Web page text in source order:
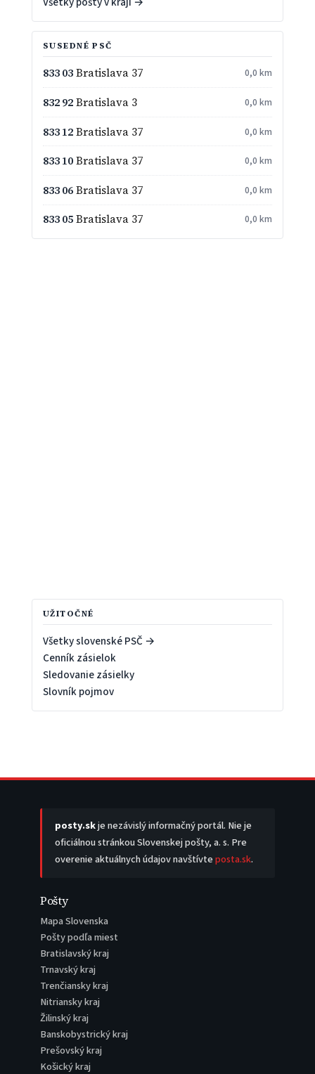
SUSEDNÉ PSČ
833 03Bratislava 37 0,0 km
832 92Bratislava 3 0,0 km
833 12Bratislava 37 0,0 km
833 10Bratislava 37 0,0 km
833 06Bratislava 37 0,0 km
833 05Bratislava 37 0,0 km
UŽITOČNÉ
Všetky slovenské PSČ →
Cenník zásielok
Sledovanie zásielky
Slovník pojmov
posty.skje nezávislý informačný portál. Nie je
oficiálnou stránkou Slovenskej pošty, a. s. Pre
overenie aktuálnych údajov navštívteposta.sk.
Pošty
Mapa Slovenska
Pošty podľa miest
Bratislavský kraj
Trnavský kraj
Trenčiansky kraj
Nitriansky kraj
Žilinský kraj
Banskobystrický kraj
Prešovský kraj
Košický kraj